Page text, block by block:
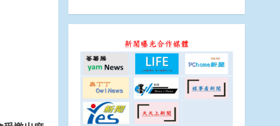
一封明信片傳真情 高雄郵局陪伴憨兒歡度
2026-08-06
支援在地年輕藝術創作 高雄郵局邀請插畫家
舉辦見面簽名會2026-08-06
縮短城鄉教育落差 高雄大學赴花蓮舉辦科學
競賽培訓營2026-08-06